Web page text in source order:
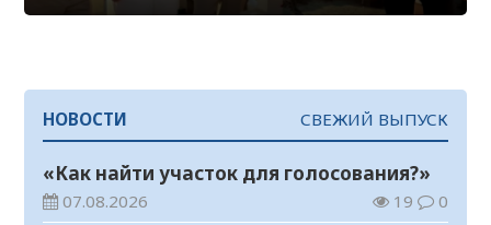
НОВОСТИ СВЕЖИЙ ВЫПУСК
«Как найти участок для голосования?»
07.08.2026 19 0